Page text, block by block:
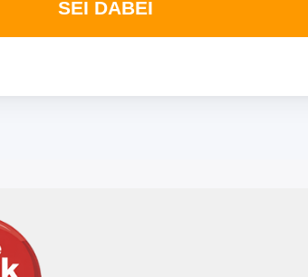
SEI DABEI